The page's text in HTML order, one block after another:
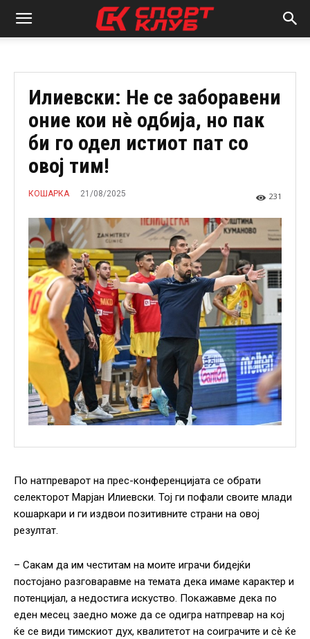
Илиевски: Не се заборавени
оние кои нè одбија, но пак
би го одел истиот пат со
овој тим!
КОШАРКА 21/08/2025 231
По натпреварот на прес-конференцијата се обрати
селекторот Марјан Илиевски. Тој ги пофали своите млади
кошаркари и ги издвои позитивните страни на овој
резултат.
– Сакам да им честитам на моите играчи бидејќи
постојано разговаравме на темата дека имаме карактер и
потенцијал, а недостига искуство. Покажавме дека по
еден месец заедно може да се одигра натпревар на кој
ќе се види тимскиот дух, квалитетот на соиграчите и сè ќе